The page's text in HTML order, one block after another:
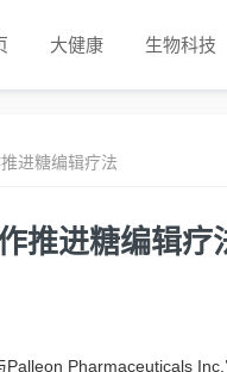
大健康 生物科技
进糖编辑疗法
推进糖编辑疗
Pharmaceuticals